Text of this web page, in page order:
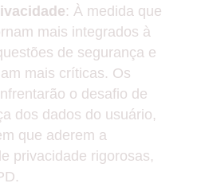
: À medida que
mais integrados à
de segurança e
mais críticas. Os
o desafio de
dos dados do usuário,
que aderem a
privacidade rigorosas,